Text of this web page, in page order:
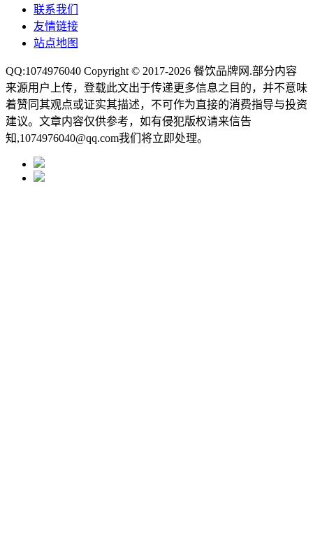
联系我们
友情链接
站点地图
QQ:1074976040 Copyright © 2017-2026 餐饮品牌网 .部分内容
来源用户上传，登载此文出于传递更多信息之目的，并不意味
着赞同其观点或证实其描述，不可作为直接的消费指导与投资
建议。文章内容仅供参考，如有侵犯版权请来信告
知,1074976040@qq.com我们将立即处理。